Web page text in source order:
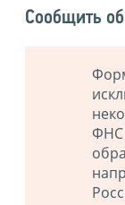
Сообщить
ФНС